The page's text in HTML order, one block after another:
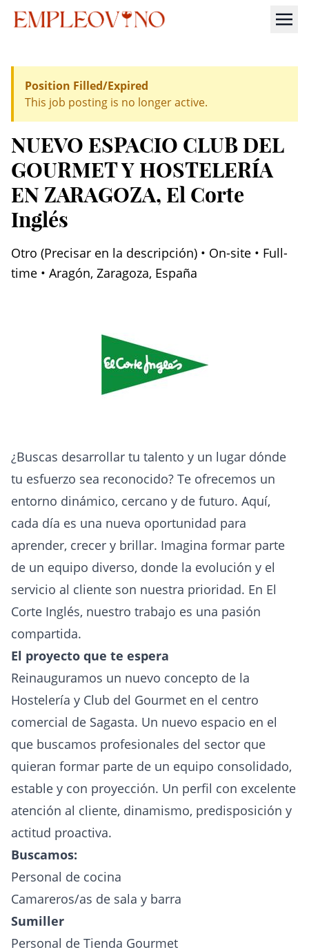
Position Filled/Expired
This job posting is no longer active.
NUEVO ESPACIO CLUB DEL
GOURMET Y HOSTELERÍA
EN ZARAGOZA, El Corte
Inglés
Otro (Precisar en la descripción) • On-site • Full-
time • Aragón, Zaragoza, España
¿Buscas desarrollar tu talento y un lugar dónde
tu esfuerzo sea reconocido? Te ofrecemos un
entorno dinámico, cercano y de futuro. Aquí,
cada día es una nueva oportunidad para
aprender, crecer y brillar. Imagina formar parte
de un equipo diverso, donde la evolución y el
servicio al cliente son nuestra prioridad. En El
Corte Inglés, nuestro trabajo es una pasión
compartida.
El proyecto que te espera
Reinauguramos un nuevo concepto de la
Hostelería y Club del Gourmet en el centro
comercial de Sagasta. Un nuevo espacio en el
que buscamos profesionales del sector que
quieran formar parte de un equipo consolidado,
estable y con proyección. Un perfil con excelente
atención al cliente, dinamismo, predisposición y
actitud proactiva.
Buscamos:
Personal de cocina
Camareros/as de sala y barra
Sumiller
Personal de Tienda Gourmet